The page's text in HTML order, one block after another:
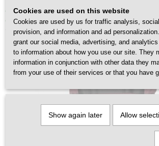
Home>ACCESSOIRES>BACKPACKS>CARHARTT
Leroy Backpack Rondo
Cookies are used on this website
Cookies are used by us for traffic analysis,
provision, and information and ad
grant our social media, advertising, and
to information about how you use our site. They
information in conjunction with other data they
from your use of their services or that you have
Show again later Allow